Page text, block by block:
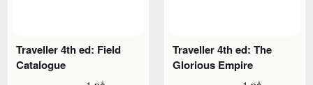
Traveller 4th ed: Field
Catalogue
Traveller 4th ed: The
Glorious Empire